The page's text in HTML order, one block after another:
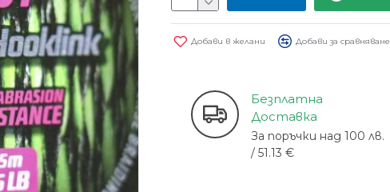
Добави в желани Добави за сравняване
Безплатна
Доставка
За поръчки над 100 лв.
/ 51.13 €